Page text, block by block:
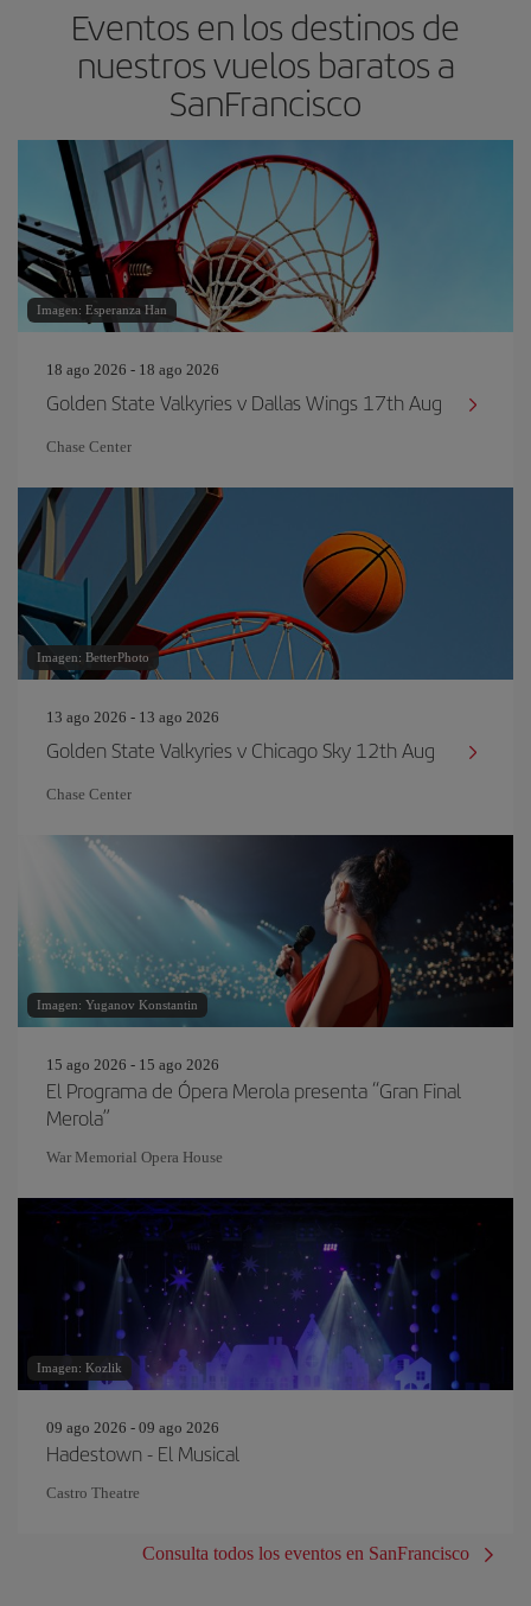
Eventos en los destinos de
nuestros vuelos baratos a
SanFrancisco
Imagen: Esperanza Han
18 ago 2026 - 18 ago 2026
Golden State Valkyries v Dallas Wings 17th Aug
Chase Center
Imagen: BetterPhoto
13 ago 2026 - 13 ago 2026
Golden State Valkyries v Chicago Sky 12th Aug
Chase Center
Imagen: Yuganov Konstantin
15 ago 2026 - 15 ago 2026
El Programa de Ópera Merola presenta “Gran Final
Merola”
War Memorial Opera House
Imagen: Kozlik
09 ago 2026 - 09 ago 2026
Hadestown - El Musical
Castro Theatre
Consulta todos los eventos en SanFrancisco